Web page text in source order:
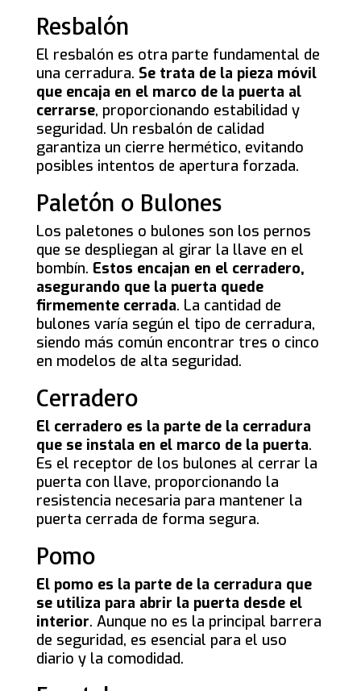
Resbalón
El resbalón es otra parte fundamental de
una cerradura. Se trata de la pieza móvil
que encaja en el marco de la puerta al
cerrarse, proporcionando estabilidad y
seguridad. Un resbalón de calidad
garantiza un cierre hermético, evitando
posibles intentos de apertura forzada.
Paletón o Bulones
Los paletones o bulones son los pernos
que se despliegan al girar la llave en el
bombín. Estos encajan en el cerradero,
asegurando que la puerta quede
firmemente cerrada. La cantidad de
bulones varía según el tipo de cerradura,
siendo más común encontrar tres o cinco
en modelos de alta seguridad.
Cerradero
El cerradero es la parte de la cerradura
que se instala en el marco de la puerta.
Es el receptor de los bulones al cerrar la
puerta con llave, proporcionando la
resistencia necesaria para mantener la
puerta cerrada de forma segura.
Pomo
El pomo es la parte de la cerradura que
se utiliza para abrir la puerta desde el
interior. Aunque no es la principal barrera
de seguridad, es esencial para el uso
diario y la comodidad.